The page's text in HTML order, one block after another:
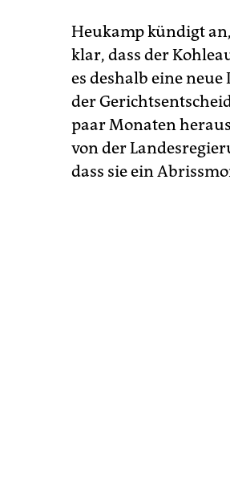
Heukamp kündigt
klar, dass der
es deshalb eine
der
paar Monaten
von der
dass sie ein